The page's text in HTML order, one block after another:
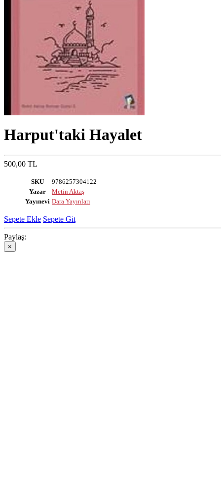
Harput'taki Hayalet
500,00 TL
SKU
9786257304122
Yazar
Metin Aktaş
Yayınevi Dara Yayınları
Sepete Ekle Sepete Git
Paylaş:
×